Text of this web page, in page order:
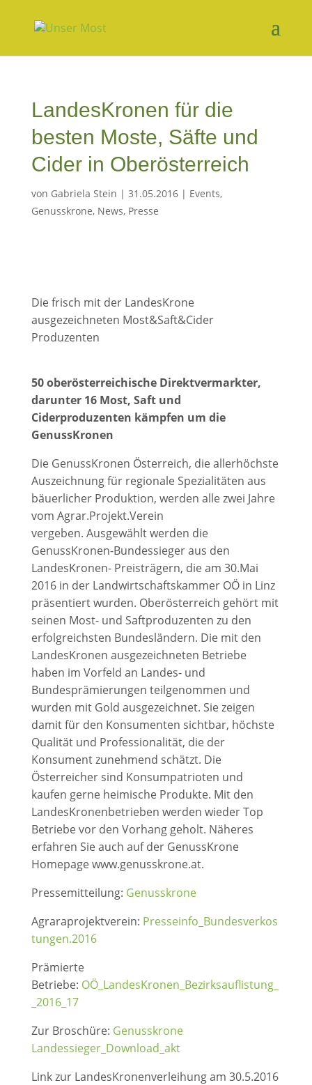
LandesKronen für die
besten Moste, Säfte und
Cider in Oberösterreich
von Gabriela Stein | 31.05.2016| Events,
Genusskrone, News, Presse
Die frisch mit der LandesKrone
ausgezeichneten Most&Saft&Cider
Produzenten
50 oberösterreichische Direktvermarkter,
darunter 16 Most, Saft und
Ciderproduzenten kämpfen um die
GenussKronen
Die GenussKronen Österreich, die allerhöchste
Auszeichnung für regionale Spezialitäten aus
bäuerlicher Produktion, werden alle zwei Jahre
vom Agrar.Projekt.Verein
vergeben. Ausgewählt werden die
GenussKronen-Bundessieger aus den
LandesKronen- Preisträgern, die am 30.Mai
2016 in der Landwirtschaftskammer OÖ in Linz
präsentiert wurden. Oberösterreich gehört mit
seinen Most- und Saftproduzenten zu den
erfolgreichsten Bundesländern. Die mit den
LandesKronen ausgezeichneten Betriebe
haben im Vorfeld an Landes- und
Bundesprämierungen teilgenommen und
wurden mit Gold ausgezeichnet. Sie zeigen
damit für den Konsumenten sichtbar, höchste
Qualität und Professionalität, die der
Konsument zunehmend schätzt. Die
Österreicher sind Konsumpatrioten und
kaufen gerne heimische Produkte. Mit den
LandesKronenbetrieben werden wieder Top
Betriebe vor den Vorhang geholt. Näheres
erfahren Sie auch auf der GenussKrone
Homepage www.genusskrone.at.
Pressemitteilung: Genusskrone
Agraraprojektverein: Presseinfo_Bundesverkos
tungen.2016
Prämierte
Betriebe: OÖ_LandesKronen_Bezirksauflistung_
_2016_17
Zur Broschüre: Genusskrone
Landessieger_Download_akt
Link zur LandesKronenverleihung am 30.5.2016